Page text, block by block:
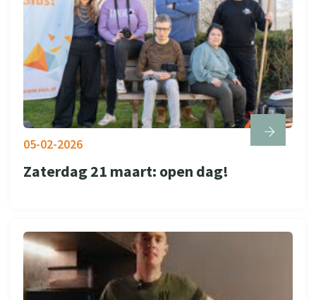
Zaterdag 21 maart: open dag!
05-02-2026